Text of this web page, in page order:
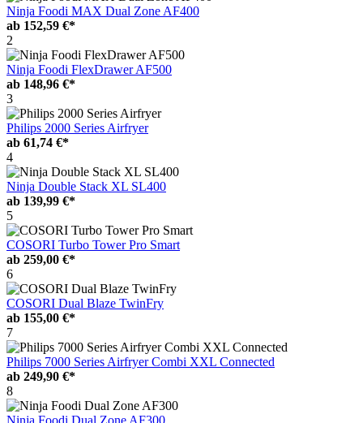
Ninja Foodi MAX Dual Zone AF400
ab 152,59 €*
2
Ninja Foodi FlexDrawer AF500
ab 148,96 €*
3
Philips 2000 Series Airfryer
ab 61,74 €*
4
Ninja Double Stack XL SL400
ab 139,99 €*
5
COSORI Turbo Tower Pro Smart
ab 259,00 €*
6
COSORI Dual Blaze TwinFry
ab 155,00 €*
7
Philips 7000 Series Airfryer Combi XXL Connected
ab 249,90 €*
8
Ninja Foodi Dual Zone AF300